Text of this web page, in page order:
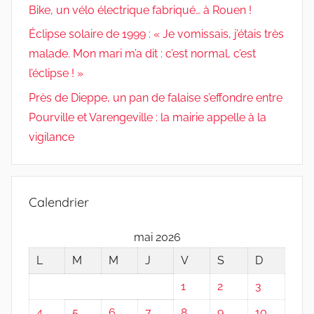
Bike, un vélo électrique fabriqué… à Rouen !
Éclipse solaire de 1999 : « Je vomissais, j’étais très
malade. Mon mari m’a dit : c’est normal, c’est
l’éclipse ! »
Près de Dieppe, un pan de falaise s’effondre entre
Pourville et Varengeville : la mairie appelle à la
vigilance
Calendrier
mai 2026
L
M M J V S
D
1
2
3